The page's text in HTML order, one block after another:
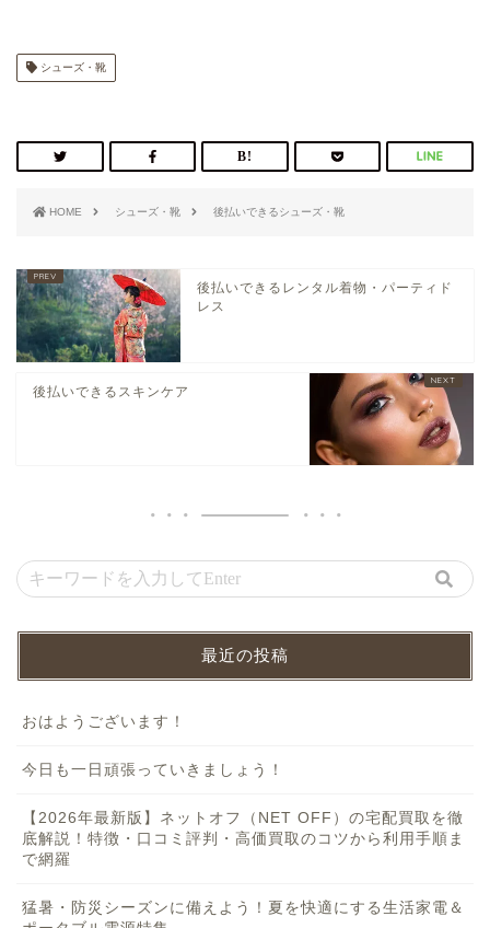
シューズ・靴
HOME シューズ・靴 後払いできるシューズ・靴
後払いできるレンタル着物・パーティド
レス
後払いできるスキンケア
最近の投稿
おはようございます！
今日も一日頑張っていきましょう！
【2026年最新版】ネットオフ（NET OFF）の宅配買取を徹
底解説！特徴・口コミ評判・高価買取のコツから利用手順ま
で網羅
猛暑・防災シーズンに備えよう！夏を快適にする生活家電＆